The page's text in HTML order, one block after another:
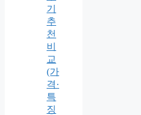
기
추
천
비
교
(가
격·
특
징